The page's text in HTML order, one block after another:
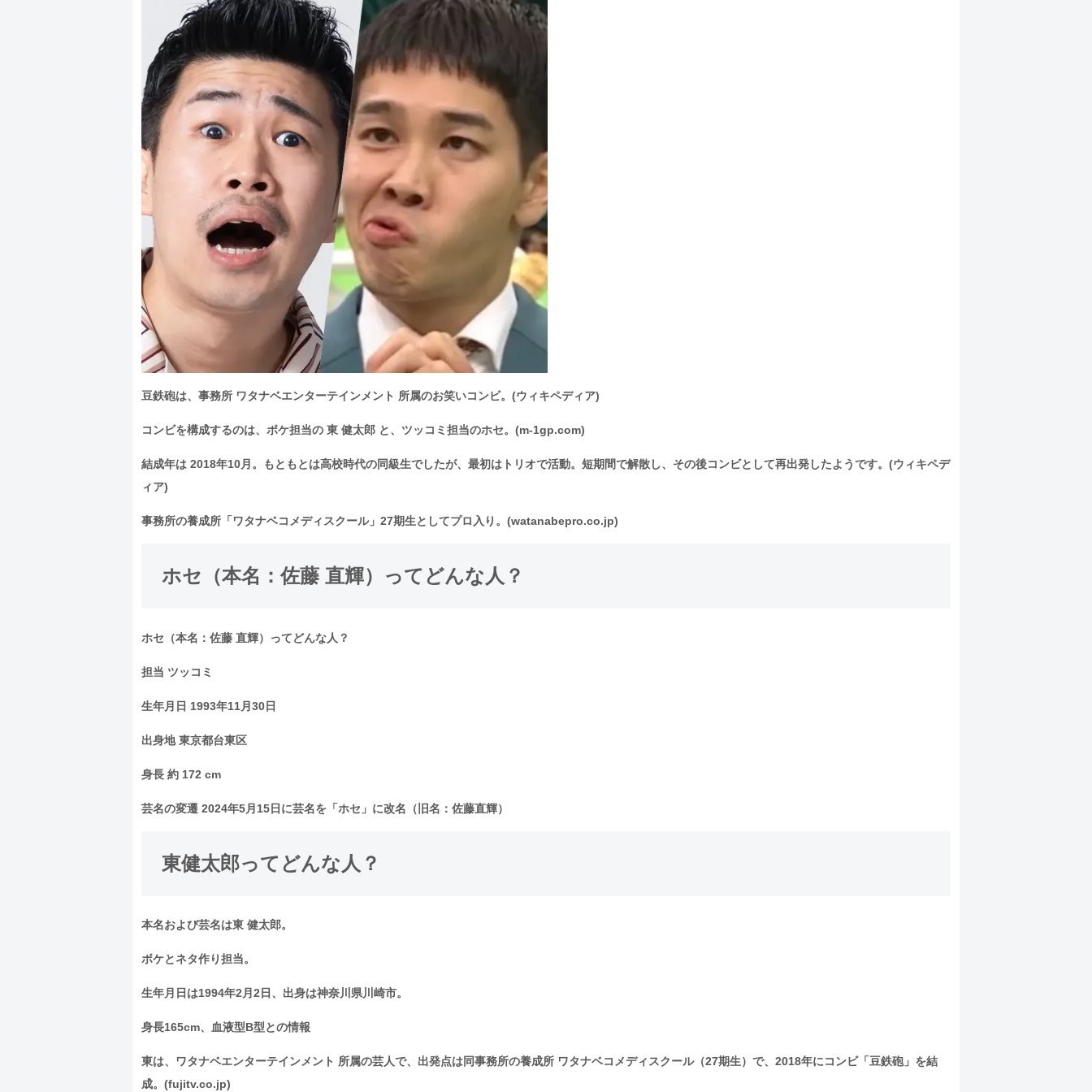
豆鉄砲は、事務所 ワタナベエンターテインメント 所属のお笑いコンビ。(ウィキペディア)
コンビを構成するのは、ボケ担当の 東 健太郎 と、ツッコミ担当のホセ。(m-1gp.com)
結成年は 2018年10月。もともとは高校時代の同級生でしたが、最初はトリオで活動。短期間で解散し、その後コンビとして再出発したようです。(ウィキペデ
ィア)
事務所の養成所「ワタナベコメディスクール」27期生としてプロ入り。(watanabepro.co.jp)
ホセ（本名：佐藤 直輝）ってどんな人？
ホセ（本名：佐藤 直輝）ってどんな人？
担当 ツッコミ
生年月日 1993年11月30日
出身地 東京都台東区
身長 約 172 cm
芸名の変遷 2024年5月15日に芸名を「ホセ」に改名（旧名：佐藤直輝）
東健太郎ってどんな人？
本名および芸名は東 健太郎。
ボケとネタ作り担当。
生年月日は1994年2月2日、出身は神奈川県川崎市。
身長165cm、血液型B型との情報
東は、ワタナベエンターテインメント 所属の芸人で、出発点は同事務所の養成所 ワタナベコメディスクール（27期生）で、2018年にコンビ「豆鉄砲」を結
成。(fujitv.co.jp)